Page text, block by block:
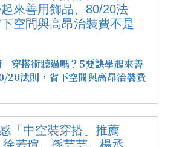
」穿搭術聽過嗎？5要訣學起來善
20法則，省下空間與高昂治裝費